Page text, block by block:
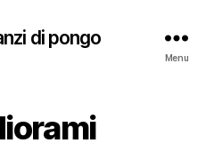
di pongo
Menu